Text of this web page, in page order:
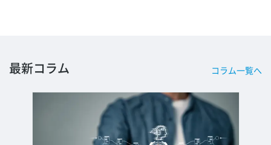
最新コラム コラム一覧へ